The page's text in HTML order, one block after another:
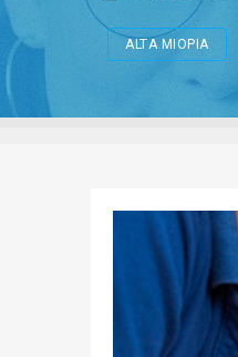
ALTA MIOPIA